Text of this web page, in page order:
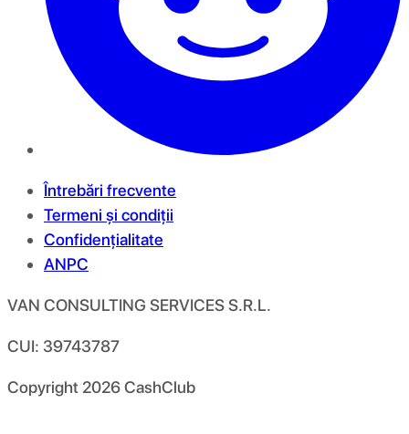
Întrebări frecvente
Termeni și condiții
Confidențialitate
ANPC
VAN CONSULTING SERVICES S.R.L.
CUI: 39743787
Copyright 2026CashClub